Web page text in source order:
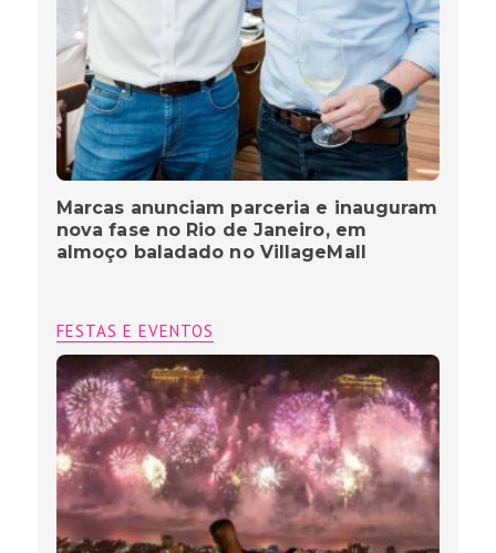
Marcas anunciam parceria e inauguram
nova fase no Rio de Janeiro, em
almoço baladado no VillageMall
FESTAS E EVENTOS